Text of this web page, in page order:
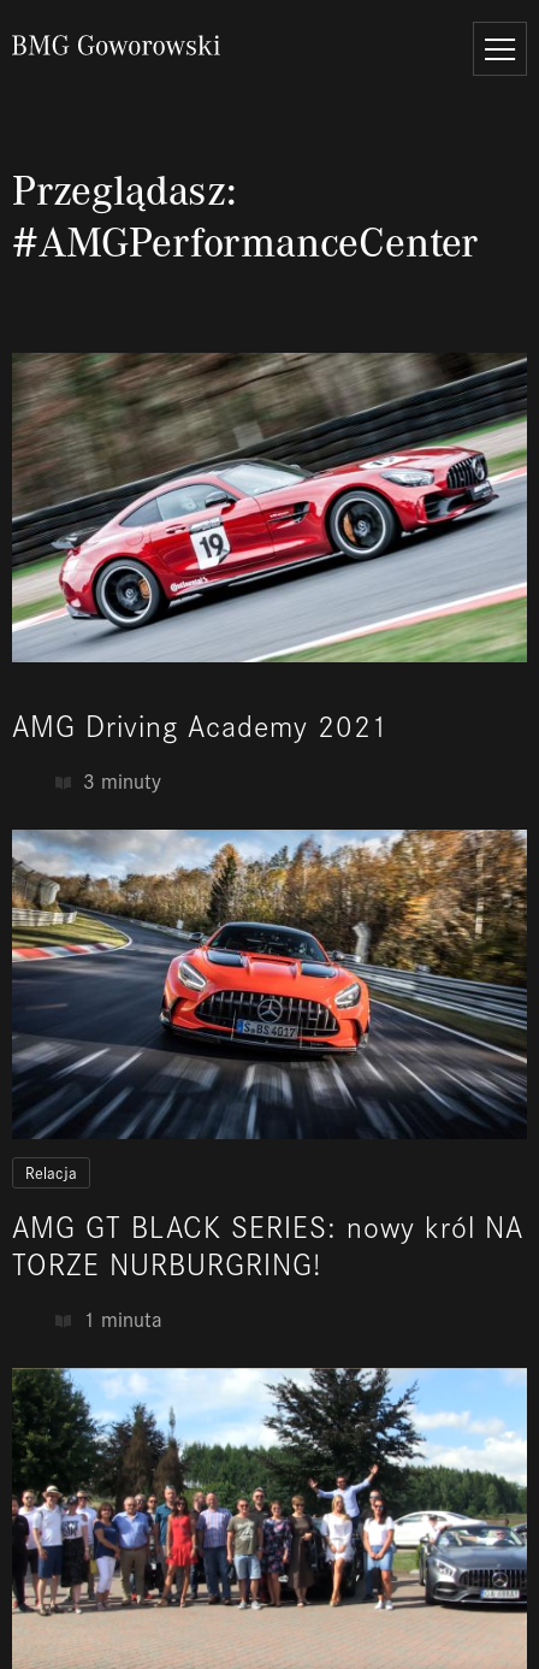
Przeglądasz:
#AMGPerformanceCenter
AMG Driving Academy 2021
3 minuty
Relacja
AMG GT BLACK SERIES: nowy król NA
TORZE NURBURGRING!
1 minuta